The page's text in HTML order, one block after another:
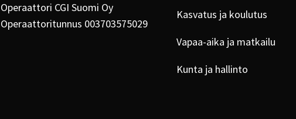
Operaattori CGI Suomi Oy
Operaattoritunnus 003703575029
Kasvatus ja koulutus
Vapaa-aika ja matkailu
Kunta ja hallinto